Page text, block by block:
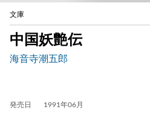
文庫
中国妖艶伝
海音寺潮五郎
発売日 1991年06月